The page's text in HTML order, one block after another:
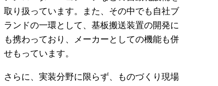
取り扱っています。また、その中でも自社ブ
ランドの一環として、基板搬送装置の開発に
も携わっており、メーカーとしての機能も併
せもっています。
さらに、実装分野に限らず、ものづくり現場